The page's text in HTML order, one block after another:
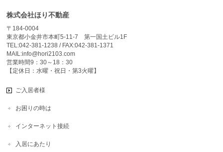
株式会社ほり不動産
〒184-0004
東京都小金井市本町5-11-7 第一国土ビル1F
TEL:042-381-1238 / FAX:042-381-1371
MAIL:info@hori2103.com
営業時間9：30～18：30
【定休日：水曜・祝日・第3火曜】
ご入居者様
お困りの時は
インターネット接続
入居にあたり